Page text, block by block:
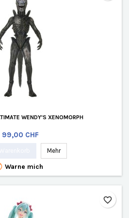
WENDY'S XENOMORPH
Preis
99,00 CHF
Mehr
Warne mich
favorite_border